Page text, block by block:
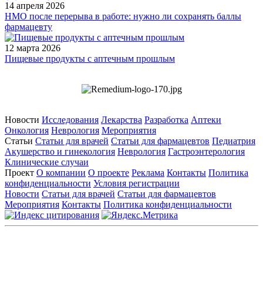
14 апреля 2026
НМО после перерыва в работе: нужно ли сохранять баллы
фармацевту
12 марта 2026
Пищевые продукты с аптечным прошлым
Новости Исследования Лекарства Разработка Аптеки
Онкология Неврология Мероприятия
Статьи Статьи для врачей Статьи для фармацевтов Педиатрия
Акушерство и гинекология Неврология Гастроэнтерология
Клинические случаи
Проект О компании О проекте Реклама Контакты Политика
конфиденциальности Условия регистрации
Новости Статьи для врачей Статьи для фармацевтов
Мероприятия Контакты Политика конфиденциальности